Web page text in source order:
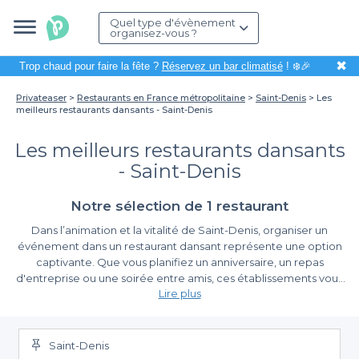
Quel type d'évènement
organisez-vous ?
Trop chaud pour faire la fête ? Réservez un bar climatisé! ❄️🎉 ✖
Privateaser Restaurants en France métropolitaine Saint-Denis
Les
meilleurs restaurants dansants - Saint-Denis
Les meilleurs restaurants dansants
- Saint-Denis
Notre sélection de 1 restaurant
Dans l’animation et la vitalité de Saint-Denis, organiser un
événement dans un restaurant dansant représente une option
captivante. Que vous planifiez un anniversaire, un repas
d'entreprise ou une soirée entre amis, ces établissements vous
promettent une expérience inoubliable, mêlant bonne cuisine
bon repas, mais aussi de se laisser emporter par la musique et
de profiter d'une atmosphère jubilatoire.
Des options variées pour tous vos événements
Grâce à Privateaser, réserver un restaurant dansant à Saint-Denis
Lire plus
Saint-Denis